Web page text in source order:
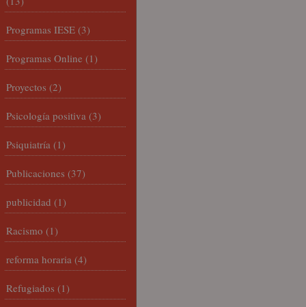
Programas IESE (3)
Programas Online (1)
Proyectos (2)
Psicología positiva (3)
Psiquiatría (1)
Publicaciones (37)
publicidad (1)
Racismo (1)
reforma horaria (4)
Refugiados (1)